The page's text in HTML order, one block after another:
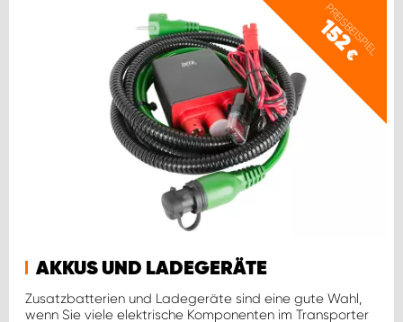
PREISBEISPIEL
152
€
AKKUS UND LADEGERÄTE
Zusatzbatterien und Ladegeräte sind eine gute Wahl,
wenn Sie viele elektrische Komponenten im Transporter